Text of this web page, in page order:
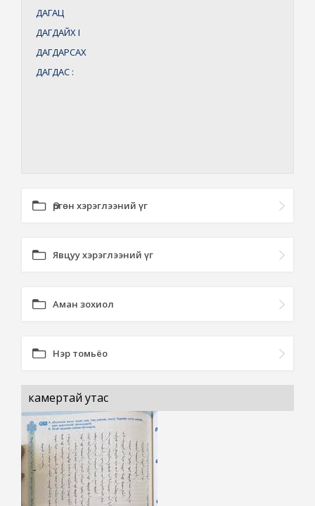
ДАГАЦ
ДАГДАЙХI
ДАГДАРСАХ
ДАГДАС :
Өргөн хэрэглээний үг
Явцуу хэрэглээний үг
Аман зохиол
Нэр томьёо
камертай утас